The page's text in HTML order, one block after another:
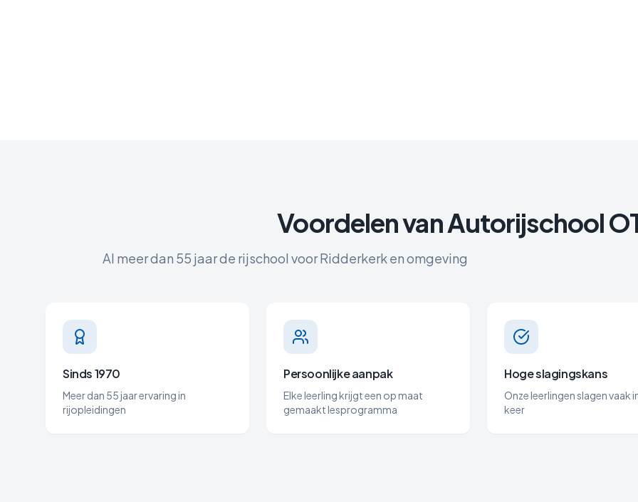
Voordelen van Autorijschool
Al meer dan 55 jaar de rijschool voorRidderkerken omgeving
Sinds 1970
Meer dan 55 jaar ervaring in
rijopleidingen
Persoonlijke aanpak
Elke leerling krijgt een op maat
gemaakt lesprogramma
Hoge slagingskans
Onze leerlingen slagen vaak
keer